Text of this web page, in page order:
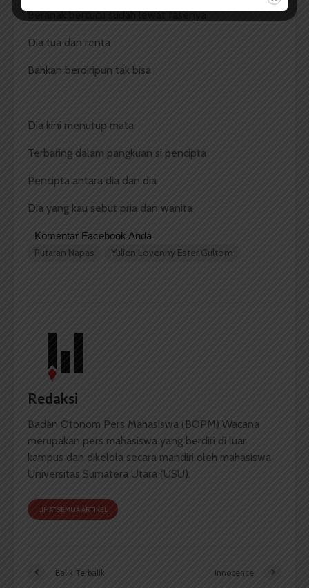
Beranak bercucu sudah lewat fasenya
Dia tua dan renta
Bahkan berdiripun tak bisa
Dia kini menutup mata
Terbaring dalam pangkuan si pencipta
Pencipta antara dia dan dia
Dia yang kau sebut pria dan wanita
Komentar Facebook Anda
Putaran Napas Yulien Lovenny Ester Gultom
Redaksi
Badan Otonom Pers Mahasiswa (BOPM) Wacana
merupakan pers mahasiswa yang berdiri di luar
kampus dan dikelola secara mandiri oleh mahasiswa
Universitas Sumatera Utara (USU).
LIHAT SEMUA ARTIKEL
Balik Terbalik Innocence